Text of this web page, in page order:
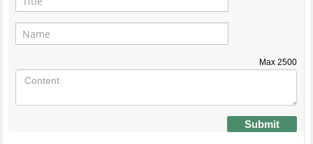
Max 2500
Submit